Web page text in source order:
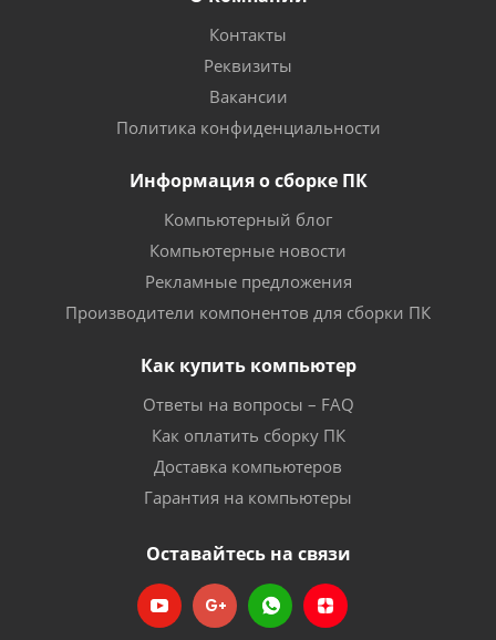
Контакты
Реквизиты
Вакансии
Политика конфиденциальности
Информация о сборке ПК
Компьютерный блог
Компьютерные новости
Рекламные предложения
Производители компонентов для сборки ПК
Как купить компьютер
Ответы на вопросы – FAQ
Как оплатить сборку ПК
Доставка компьютеров
Гарантия на компьютеры
Оставайтесь на связи